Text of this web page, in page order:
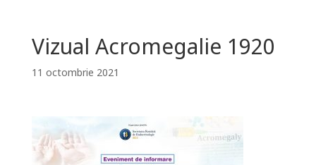
Vizual Acromegalie 1920
11 octombrie 2021